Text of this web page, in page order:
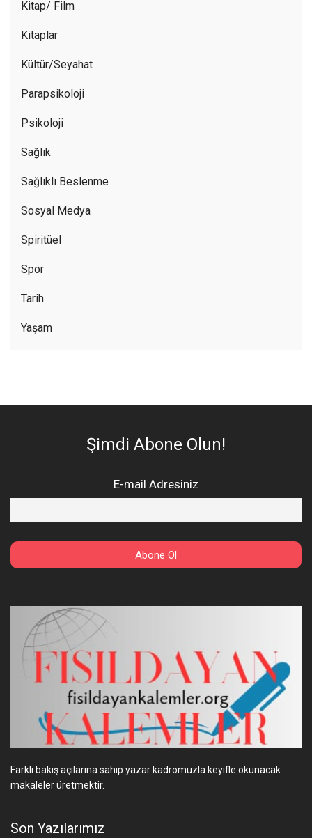
Kitap/ Film
Kitaplar
Kültür/Seyahat
Parapsikoloji
Psikoloji
Sağlık
Sağlıklı Beslenme
Sosyal Medya
Spiritüel
Spor
Tarih
Yaşam
Şimdi Abone Olun!
E-mail Adresiniz
Farklı bakış açılarına sahip yazar kadromuzla keyifle okunacak
makaleler üretmektir.
Son Yazılarımız